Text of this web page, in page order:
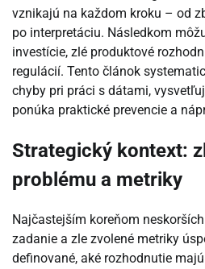
vznikajú na každom kroku – od
po interpretáciu. Následkom
investície, zlé produktové
regulácií. Tento článok
chyby pri práci s dátami,
ponúka praktické prevencie a
Strategický kontext:
problému a metriky
Najčastejším koreňom
zadanie a zle zvolené metriky
definované, aké rozhodnutie